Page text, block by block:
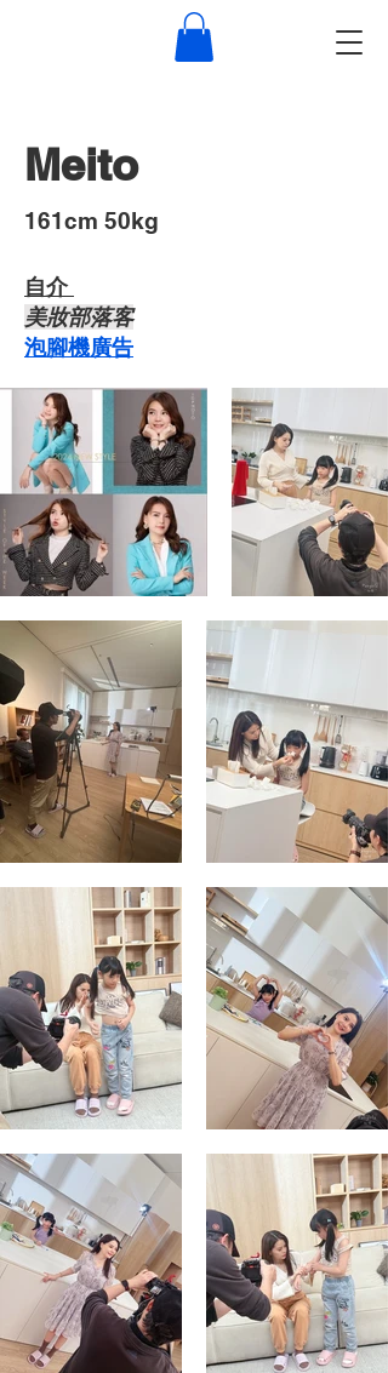
Meito
​161cm 50kg
自介 ​
​美妝部落客
​泡腳機廣告